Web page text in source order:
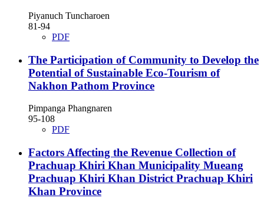
Piyanuch Tuncharoen
81-94
PDF
The Participation of Community to Develop the
Potential of Sustainable Eco-Tourism of
Nakhon Pathom Province
Pimpanga Phangnaren
95-108
PDF
Factors Affecting the Revenue Collection of
Prachuap Khiri Khan Municipality Mueang
Prachuap Khiri Khan District Prachuap Khiri
Khan Province